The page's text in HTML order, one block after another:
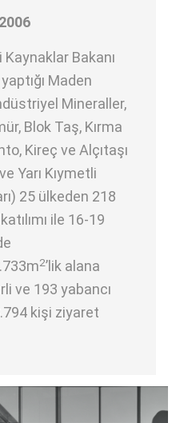
Kaynaklar Bakanı
Maden
Mineraller,
Blok Taş, Kırma
Kireç ve Alçıtaşı
Yarı Kıymetli
25 ülkeden 218
ile 16-19
2’lik alana
ve 193 yabancı
kişi ziyaret